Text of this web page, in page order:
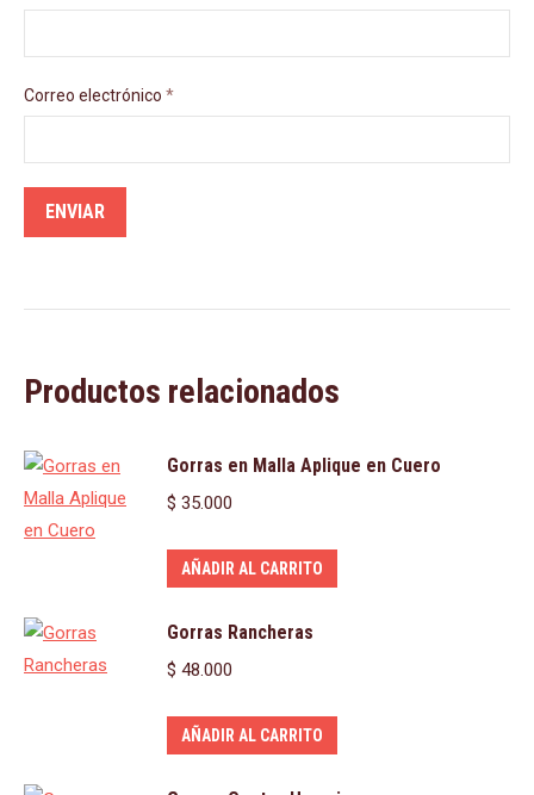
Correo electrónico *
Productos relacionados
Gorras en Malla Aplique en Cuero
$ 35.000
AÑADIR AL CARRITO
Gorras Rancheras
$ 48.000
AÑADIR AL CARRITO